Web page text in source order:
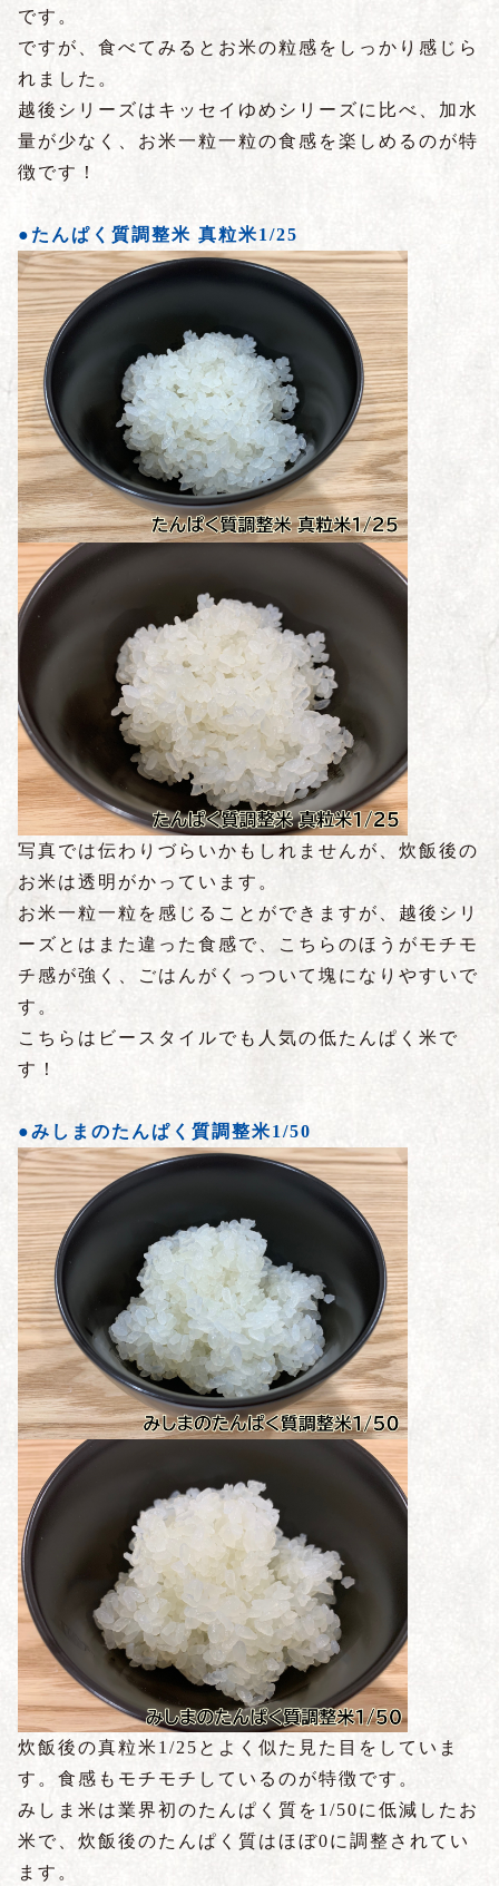
です。
ですが、食べてみるとお米の粒感をしっかり感じら
れました。
越後シリーズはキッセイゆめシリーズに比べ、加水
量が少なく、お米一粒一粒の食感を楽しめるのが特
徴です！
●たんぱく質調整米 真粒米1/25
写真では伝わりづらいかもしれませんが、炊飯後の
お米は透明がかっています。
お米一粒一粒を感じることができますが、越後シリ
ーズとはまた違った食感で、こちらのほうがモチモ
チ感が強く、ごはんがくっついて塊になりやすいで
す。
こちらはビースタイルでも人気の低たんぱく米で
す！
●みしまのたんぱく質調整米1/50
炊飯後の真粒米1/25とよく似た見た目をしていま
す。食感もモチモチしているのが特徴です。
みしま米は業界初のたんぱく質を1/50に低減したお
米で、炊飯後のたんぱく質はほぼ0に調整されてい
ます。